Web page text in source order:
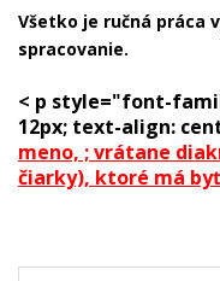
Všetko je ručná práca
spracovanie.
< p style="font-
12px; text-align:
meno, ;vrátane
čiarky), ktoré má